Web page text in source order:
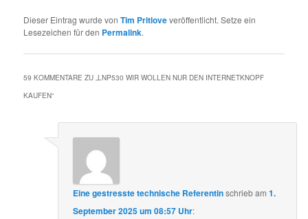
Dieser Eintrag wurde vonTim Pritloveveröffentlicht. Setze ein
Lesezeichen für den Permalink.
59 KOMMENTARE ZU „LNP530 WIR WOLLEN NUR DEN INTERNETKNOPF
KAUFEN“
Eine gestresste technische Referentinschriebam1.
September 2025 um 08:57 Uhr: